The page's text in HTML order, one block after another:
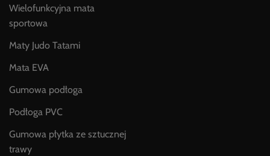
Wielofunkcyjna mata
sportowa
Maty Judo Tatami
Mata EVA
Gumowa podłoga
Podłoga PVC
Gumowa płytka ze sztucznej
trawy